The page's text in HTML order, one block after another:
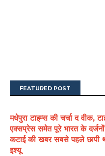
FEATURED POST
मधेपुरा टाइम्स की चर्चा द वीक,
एक्सप्रेस समेत पूरे भारत के
कटाई की खबर सबसे पहले
इश्यू